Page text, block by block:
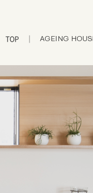
TOP AGEING